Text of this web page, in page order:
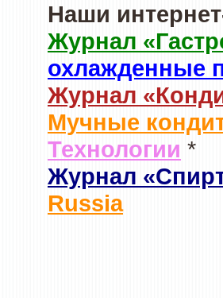
Наши
Журнал
охлажденные
Журнал
Мучные
Технологии *
Журнал
Russia